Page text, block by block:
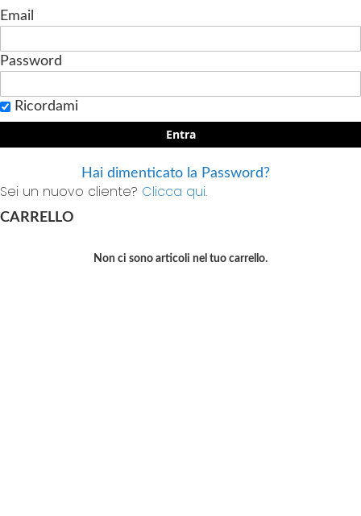
Email
Password
Ricordami
Entra
Hai dimenticato la Password?
Sei un nuovo cliente? Clicca qui.
CARRELLO
Non ci sono articoli nel tuo carrello.